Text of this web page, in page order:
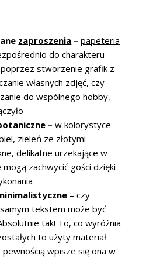
zaproszenia –papeteria
do charakteru
stworzenie grafik z
własnych zdjęć, czy
do wspólnego hobby,
– w kolorystyce
zieleń ze złotymi
delikatne urzekające w
zachwycić gości dzięki
– czy
tekstem może być
tak! To, co wyróżnia
to użyty materiał
wpisze się ona w